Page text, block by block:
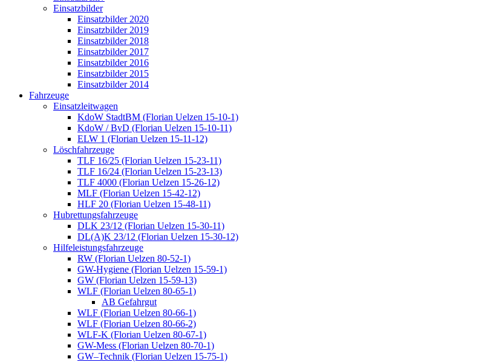
Einsatzbilder
Einsatzbilder 2020
Einsatzbilder 2019
Einsatzbilder 2018
Einsatzbilder 2017
Einsatzbilder 2016
Einsatzbilder 2015
Einsatzbilder 2014
Fahrzeuge
Einsatzleitwagen
KdoW StadtBM (Florian Uelzen 15-10-1)
KdoW / BvD (Florian Uelzen 15-10-11)
ELW 1 (Florian Uelzen 15-11-12)
Löschfahrzeuge
TLF 16/25 (Florian Uelzen 15-23-11)
TLF 16/24 (Florian Uelzen 15-23-13)
TLF 4000 (Florian Uelzen 15-26-12)
MLF (Florian Uelzen 15-42-12)
HLF 20 (Florian Uelzen 15-48-11)
Hubrettungsfahrzeuge
DLK 23/12 (Florian Uelzen 15-30-11)
DL(A)K 23/12 (Florian Uelzen 15-30-12)
Hilfeleistungsfahrzeuge
RW (Florian Uelzen 80-52-1)
GW-Hygiene (Florian Uelzen 15-59-1)
GW (Florian Uelzen 15-59-13)
WLF (Florian Uelzen 80-65-1)
AB Gefahrgut
WLF (Florian Uelzen 80-66-1)
WLF (Florian Uelzen 80-66-2)
WLF-K (Florian Uelzen 80-67-1)
GW-Mess (Florian Uelzen 80-70-1)
GW–Technik (Florian Uelzen 15-75-1)